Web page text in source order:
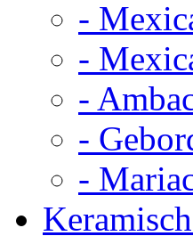
-
-
-
-
-